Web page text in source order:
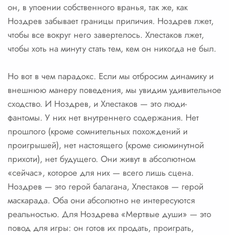
он, в упоении собственного вранья, так же, как
Ноздрев забывает границы приличия. Ноздрев лжет,
чтобы все вокруг него завертелось. Хлестаков лжет,
чтобы хоть на минуту стать тем, кем он никогда не был.
Но вот в чем парадокс. Если мы отбросим динамику и
внешнюю манеру поведения, мы увидим удивительное
сходство. И Ноздрев, и Хлестаков — это люди-
фантомы. У них нет внутреннего содержания. Нет
прошлого (кроме сомнительных похождений и
проигрышей), нет настоящего (кроме сиюминутной
прихоти), нет будущего. Они живут в абсолютном
«сейчас», которое для них — всего лишь сцена.
Ноздрев — это герой балагана, Хлестаков — герой
маскарада. Оба они абсолютно не интересуются
реальностью. Для Ноздрева «Мертвые души» — это
повод для игры: он готов их продать, проиграть,